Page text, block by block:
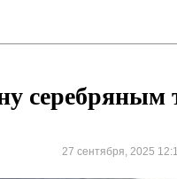
серебряным
27 сентября, 2025